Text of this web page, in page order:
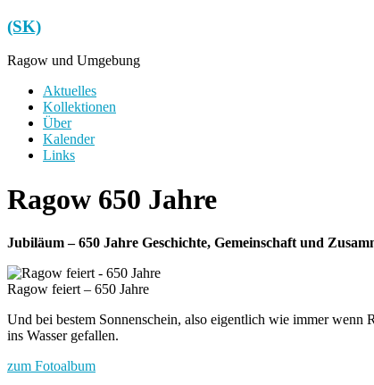
Zum
Inhalt
springen
(SK)
Ragow und Umgebung
Menü
Aktuelles
Kollektionen
Über
Kalender
Links
Ragow 650 Jahre
Jubiläum – 650 Jahre Geschichte, Gemeinschaft und
Ragow feiert – 650 Jahre
Und bei bestem Sonnenschein, also eigentlich wie immer wenn
ins Wasser gefallen.
zum Fotoalbum